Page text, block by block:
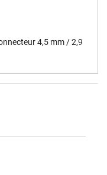
4,5 mm / 2,9